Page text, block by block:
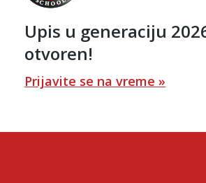
Upis u generaciju
otvoren!
Prijavite se na vreme »